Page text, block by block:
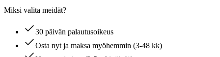
Miksi valita meidät?
30 päivän palautusoikeus
Osta nyt ja maksa myöhemmin (3-48 kk)